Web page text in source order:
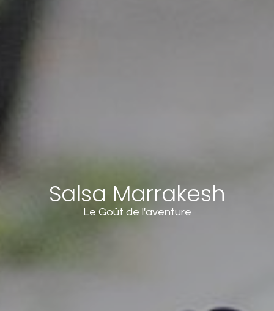
Salsa Marrakesh
Le Goût de l'aventure